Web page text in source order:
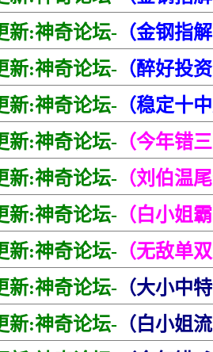
新:神奇论坛- （金钢指
新:神奇论坛- （醉好投
新:神奇论坛- （稳定十
新:神奇论坛- （今年错
新:神奇论坛- （刘伯温
新:神奇论坛- （白小姐
新:神奇论坛- （无敌单
新:神奇论坛- （大小中
新:神奇论坛- （白小姐